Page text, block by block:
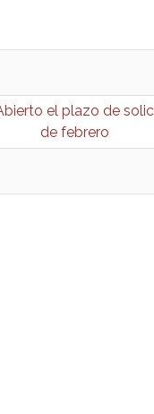
el plazo de
de febrero